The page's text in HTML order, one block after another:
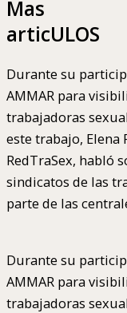
Mas
articULOS
Durante su
AMMAR para
trabajadoras
este trabajo, Elena
RedTraSex, habló
sindicatos de las
parte de las
Durante su
AMMAR para
trabajadoras